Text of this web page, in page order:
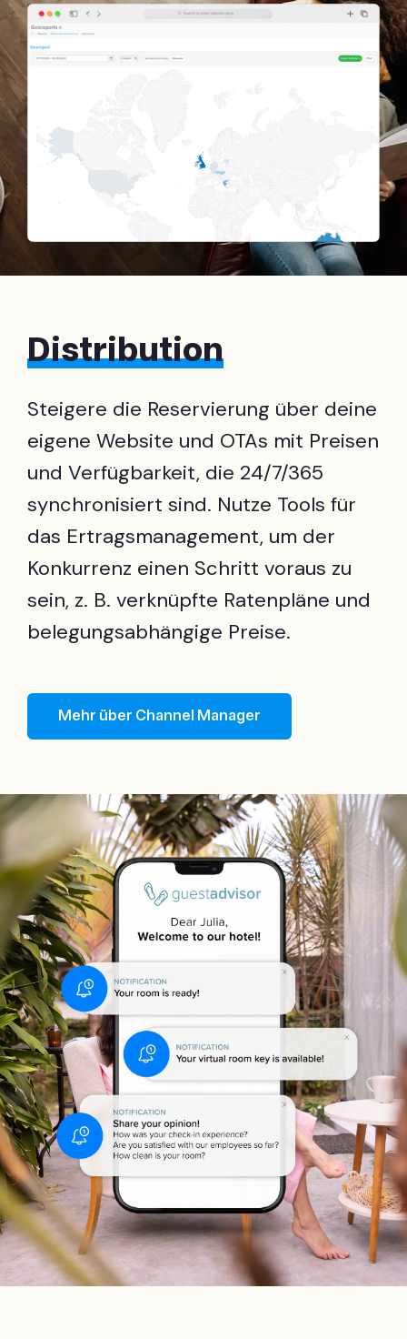
Distribution
Steigere die Reservierung über deine
eigene Website und OTAs mit Preisen
und Verfügbarkeit, die 24/7/365
synchronisiert sind. Nutze Tools für
das Ertragsmanagement, um der
Konkurrenz einen Schritt voraus zu
sein, z. B. verknüpfte Ratenpläne und
belegungsabhängige Preise.
Mehr über Channel Manager